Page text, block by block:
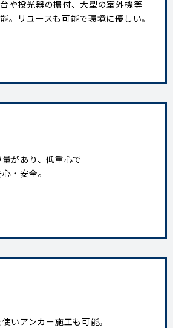
や投光器の据付、大型の室外機等
。リユースも可能で環境に優しい。
量があり、低重心で
・安全。
いアンカー施工も可能。